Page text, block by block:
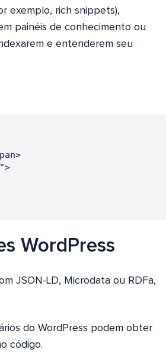
exemplo, rich snippets),
painéis de conhecimento ou
e entenderem seu
WordPress
JSON-LD, Microdata ou RDFa,
do WordPress podem obter
código.